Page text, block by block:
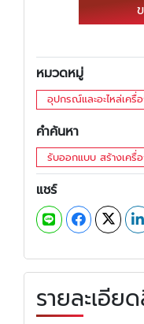
หมวดหมู่
อุปกรณ์และอะไหล่เครื่
คำค้นหา
รับออกแบบ สร้างเค
แชร์
รายละเอีย